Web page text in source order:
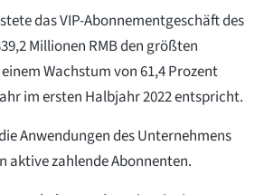
das VIP-Abonnementgeschäft des
Millionen RMB den größten
Wachstum von 61,4 Prozent
im ersten Halbjahr 2022 entspricht.
Anwendungen des Unternehmens
aktive zahlende Abonnenten.